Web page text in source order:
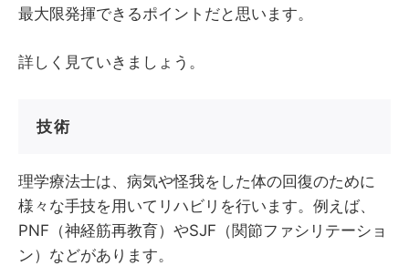
最大限発揮できるポイントだと思います。
詳しく見ていきましょう。
技術
理学療法士は、病気や怪我をした体の回復のために
様々な手技を用いてリハビリを行います。例えば、
PNF（神経筋再教育）やSJF（関節ファシリテーショ
ン）などがあります。